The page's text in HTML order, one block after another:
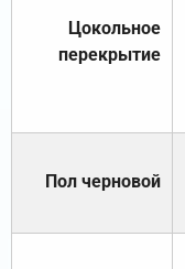
Цокольное
перекрытие
Пол черновой